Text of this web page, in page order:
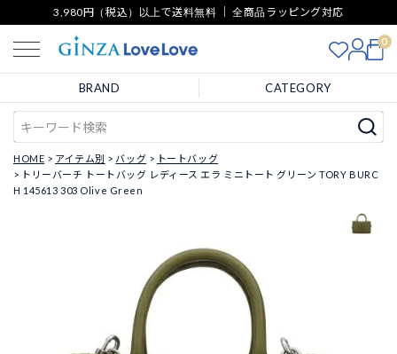
3,980円（税込）以上で送料無料 ｜ 全商品ラッピング対応
0
BRAND CATEGORY
HOME アイテム別 バッグ
トートバッグ
トリーバーチ トートバッグ レディース エラ ミニトート グリーン TORY BURC
H 145613 303 Olive Green